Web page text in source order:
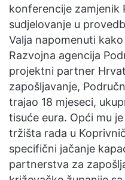
konferencije zamjenik
sudjelovanje u
Valja napomenuti
Razvojna agencija
projektni partner
zapošljavanje,
trajao 18 mjeseci,
tisuće eura. Opći mu
tržišta rada u
specifični jačanje
partnerstva za